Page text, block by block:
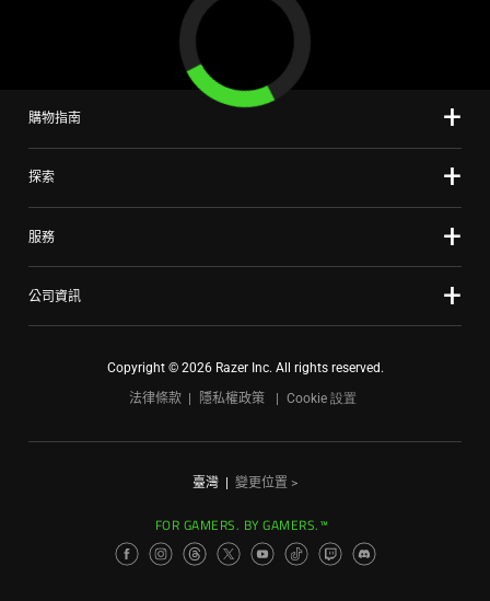
Loading...
購物指南
探索
服務
公司資訊
Copyright © 2026 Razer Inc. All rights reserved.
法律條款
隱私權政策 Cookie 設置
臺灣 變更位置 >
FOR GAMERS. BY GAMERS.™